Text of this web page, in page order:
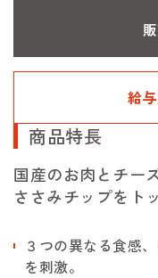
給
商品特長
国産のお肉とチー
ささみチップをト
３つの異なる食感
を刺激。